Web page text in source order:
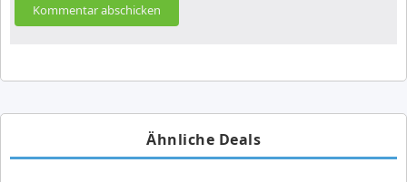
Ähnliche Deals